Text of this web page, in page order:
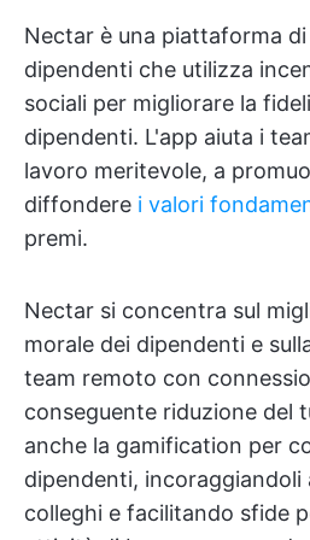
Nectar è una piattaforma
dipendenti che utilizza
sociali per migliorare la
dipendenti. L'app aiuta i
lavoro meritevole, a
diffondere i valori
premi.
Nectar si concentra sul
morale dei dipendenti e
team remoto con
conseguente riduzione del
anche la gamification per
dipendenti, incoraggiandoli
colleghi e facilitando sfide